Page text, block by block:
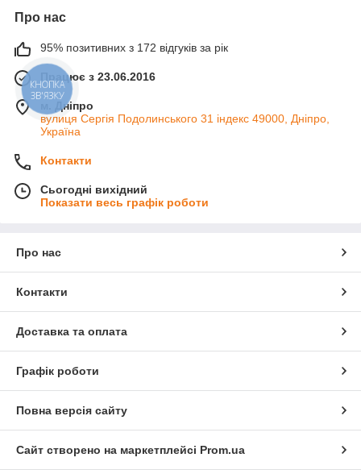
Про нас
95% позитивних з 172 відгуків за рік
Працює з 23.06.2016
м. Дніпро
вулиця Сергія Подолинського 31 індекс 49000, Дніпро,
Україна
Контакти
Сьогодні вихідний
Показати весь графік роботи
Про нас
Контакти
Доставка та оплата
Графік роботи
Повна версія сайту
Сайт створено на маркетплейсі Prom.ua
КНОПКА
ЗВ'ЯЗКУ